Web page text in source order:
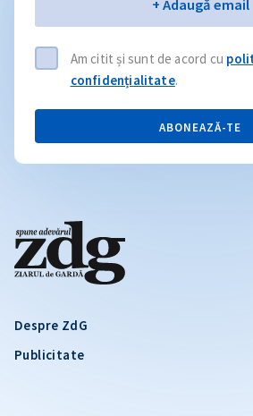
Despre ZdG
Publicitate
+ Adaugă email
Am citit și sunt de acord cu
confidențialitate.
ABONEAZĂ-TE